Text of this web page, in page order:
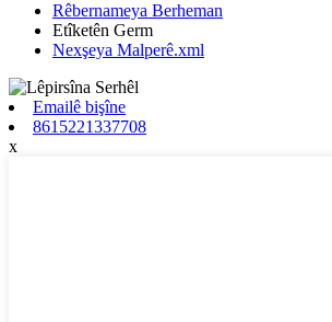
Rêbernameya Berheman
Etîketên Germ
Nexşeya Malperê.xml
Emailê bişîne
8615221337708
x